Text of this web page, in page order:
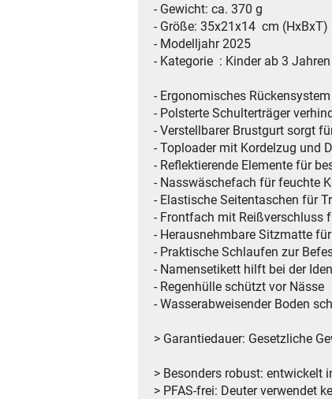
- Gewicht: ca. 370 g
- Größe: 35x21x14 cm (HxBxT)
- Modelljahr 2025
- Kategorie ‏ : ‎Kinder ab 3 Jahren
- Ergonomisches
- Polsterte Schulterträger
- Verstellbarer Brustgurt sorgt
- Toploader mit Kordelzug und
- Reflektierende Elemente für
- Nasswäschefach für feuchte
- Elastische Seitentaschen für
- Frontfach mit Reißverschluss
- Herausnehmbare Sitzmatte
- Praktische Schlaufen zur
- Namensetikett hilft bei der
- Regenhülle schützt vor Nässe
- Wasserabweisender Boden
> Garantiedauer: Gesetzliche
> Besonders robust: entwickelt
> PFAS-frei: Deuter verwendet